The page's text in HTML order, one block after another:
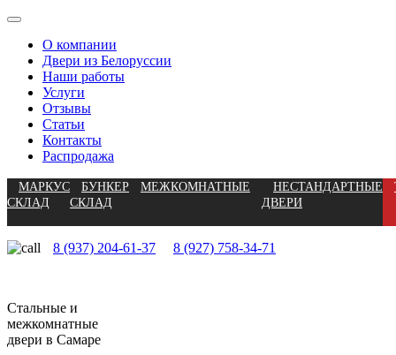
О компании
Двери из Белоруссии
Наши работы
Услуги
Отзывы
Статьи
Контакты
Распродажа
МАРКУС
СКЛАД
БУНКЕР
СКЛАД
МЕЖКОМНАТНЫЕ
НЕСТАНДАРТНЫЕ
ДВЕРИ
8 (937) 204-61-37 8 (927) 758-34-71
Стальные и
межкомнатные
двери в Самаре